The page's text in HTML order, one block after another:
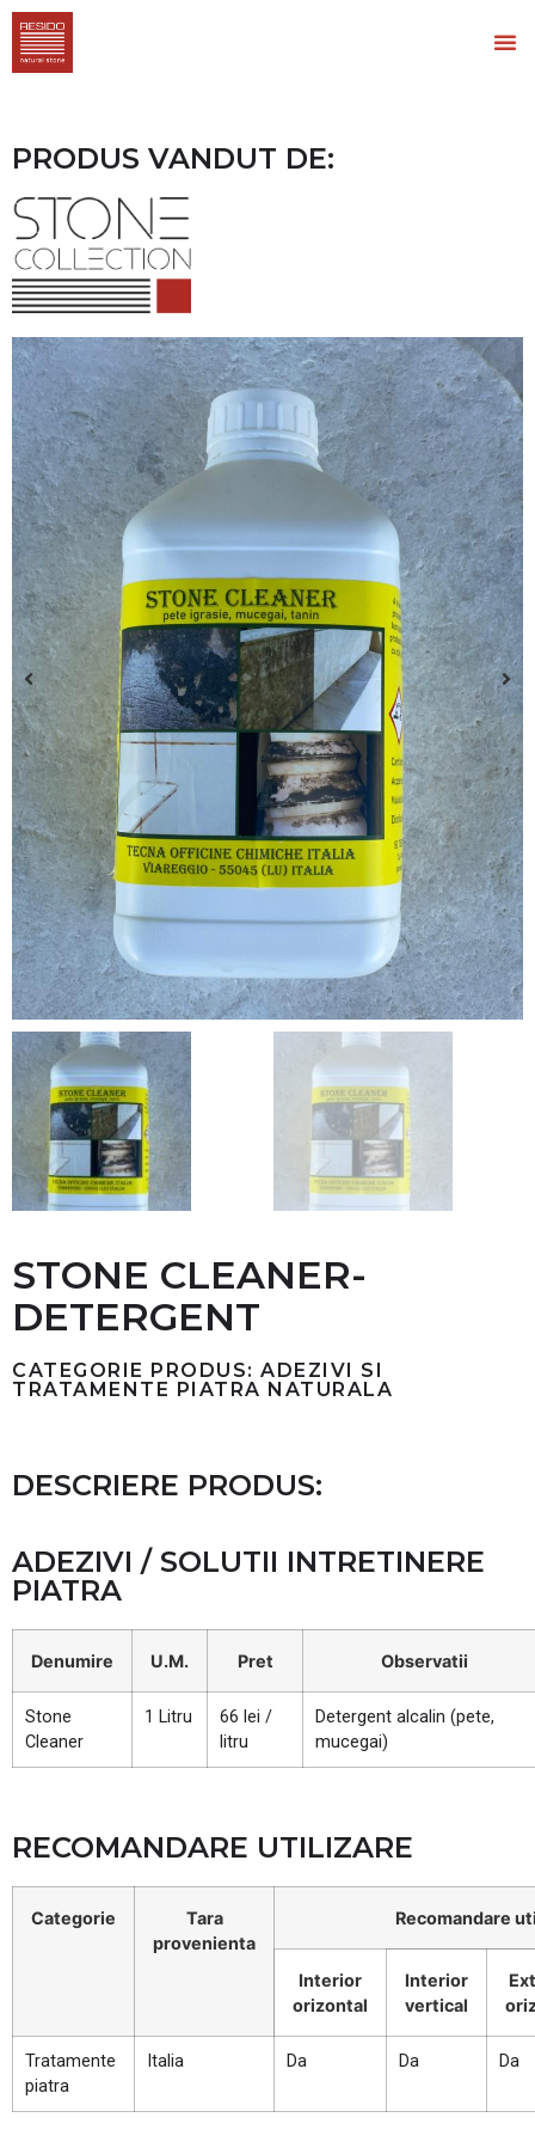
PRODUS VANDUT DE:
STONE CLEANER-
DETERGENT
CATEGORIE PRODUS: ADEZIVI SI
TRATAMENTE PIATRA NATURALA
DESCRIERE PRODUS:
ADEZIVI / SOLUTII INTRETINERE
PIATRA
Denumire U.M. Pret Observatii
Stone
Cleaner
1 Litru
66 lei /
litru
Detergent alcalin (pete,
mucegai)
RECOMANDARE UTILIZARE
Categorie
Tara
provenienta
Recomandare
Interior
orizontal
Interior
vertical
Tratamente
piatra
Italia Da Da Da